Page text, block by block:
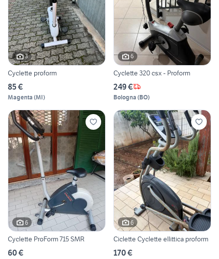
3
Cyclette proform
85 €
Magenta (MI)
6
Cyclette 320 csx - Proform
249 €
Bologna (BO)
6
Cyclette ProForm 715 SMR
60 €
6
Ciclette Cyclette ellittica proform
170 €